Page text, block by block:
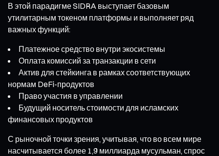
В этой парадигме SIDRA выступает базовым
утилитарным токеном платформы и выполняет ряд
важных функций:
Платежное средство внутри экосистемы
Оплата комиссий за транзакции в сети
Актив для стейкинга в рамках соответствующих
нормам DeFi-продуктов
Право участия в управлении
Будущий носитель стоимости для исламских
финансовых продуктов
С рыночной точки зрения, учитывая, что во всем мире
насчитывается более 1,9 миллиарда мусульман, спрос